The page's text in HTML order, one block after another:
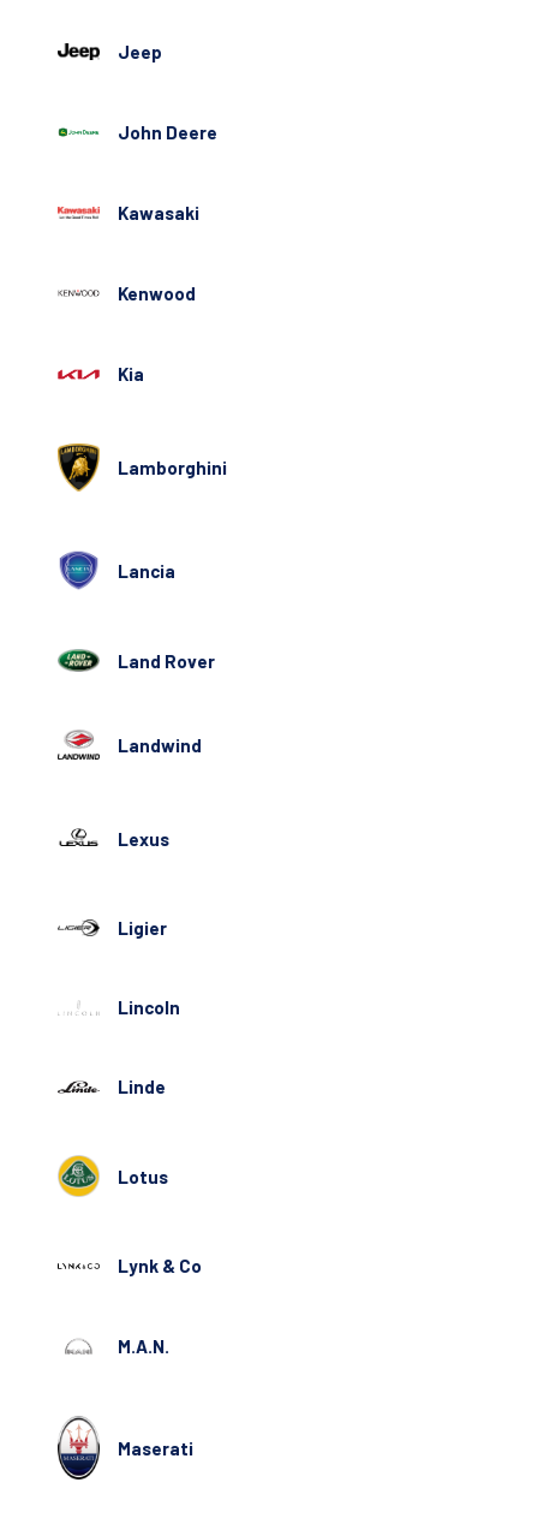
Jeep
John Deere
Kawasaki
Kenwood
Kia
Lamborghini
Lancia
Land Rover
Landwind
Lexus
Ligier
Lincoln
Linde
Lotus
Lynk & Co
M.A.N.
Maserati